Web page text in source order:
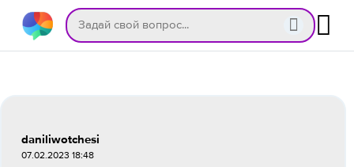
daniliwotchesi
07.02.2023 18:48